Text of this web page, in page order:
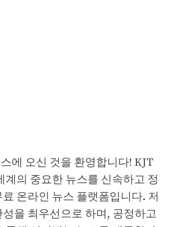
에 오신 것을 환영합니다! KJT
계의 중요한 뉴스를 신속하고 정
온라인 뉴스 플랫폼입니다. 저
을 최우선으로 하며, 공정하고